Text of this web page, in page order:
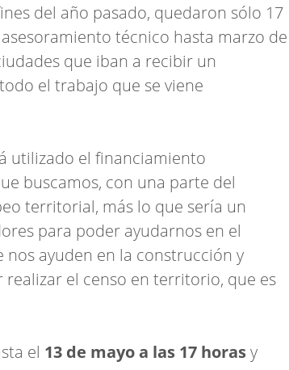
del año pasado, quedaron sólo 17
técnico hasta marzo de
que iban a recibir un
el trabajo que se viene
utilizado el financiamiento
buscamos, con una parte del
territorial, más lo que sería un
para poder ayudarnos en el
nos ayuden en la construcción y
el censo en territorio, que es
el 13 de mayo a las 17 horasy